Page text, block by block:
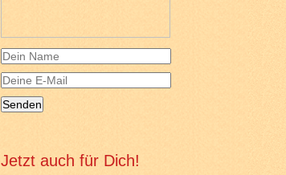
Jetzt auch für Dich!